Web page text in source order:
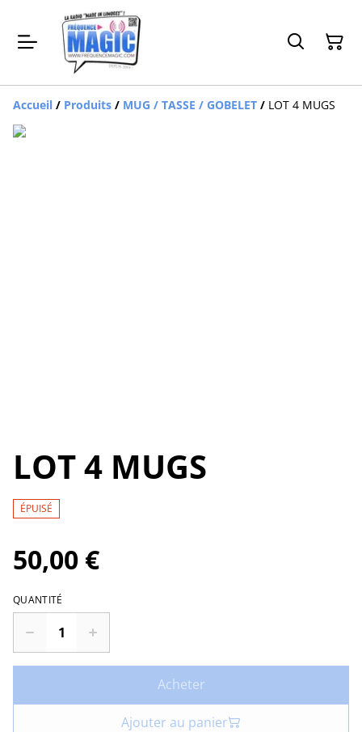
Accueil / Produits / MUG / TASSE / GOBELET / LOT 4 MUGS
LOT 4 MUGS
ÉPUISÉ
50,00 €
QUANTITÉ
Acheter
Ajouter au panier